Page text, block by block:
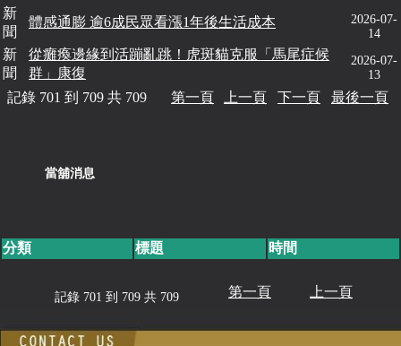
新
聞
體感通膨 逾6成民眾看漲1年後生活成本
2026-07-
14
新
聞
從癱瘓邊緣到活蹦亂跳！虎斑貓克服「馬尾症候
群」康復
2026-07-
13
記錄 701 到 709 共 709 第一頁 上一頁 下一頁 最後一頁
當舖消息
分類 標題 時間
記錄 701 到 709 共 709 第一頁 上一頁